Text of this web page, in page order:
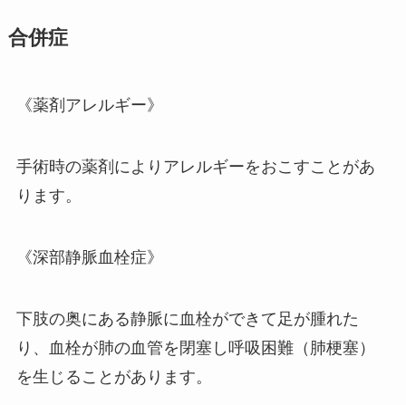
合併症
《薬剤アレルギー》
手術時の薬剤によりアレルギーをおこすことがあ
ります。
《深部静脈血栓症》
下肢の奥にある静脈に血栓ができて足が腫れた
り、血栓が肺の血管を閉塞し呼吸困難（肺梗塞）
を生じることがあります。